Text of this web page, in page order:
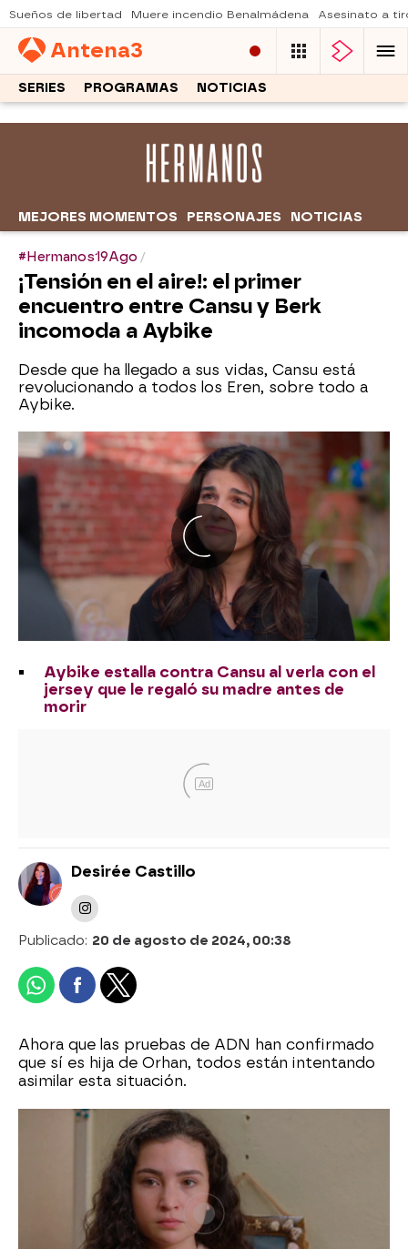
Sueños de libertad Muere incendio Benalmádena Asesinato a
Antena3
SERIES PROGRAMAS NOTICIAS
MEJORES MOMENTOS PERSONAJES NOTICIAS
#Hermanos19Ago
¡Tensión en el aire!: el primer
encuentro entre Cansu y Berk
incomoda a Aybike
Desde que ha llegado a sus vidas, Cansu está
revolucionando a todos los Eren, sobre todo a
Aybike.
Aybike estalla contra Cansu al verla con el
jersey que le regaló su madre antes de
morir
Ad
Desirée Castillo
Publicado: 20 de agosto de 2024, 00:38
Ahora que las pruebas de ADN han confirmado
que sí es hija de Orhan, todos están intentando
asimilar esta situación.